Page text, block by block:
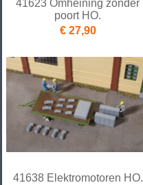
41623 Omheining zonder
poort HO.
€ 27,90
41638 Elektromotoren HO.